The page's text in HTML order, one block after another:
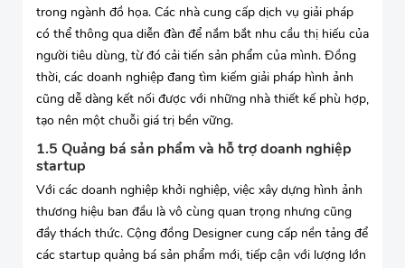
trong ngành đồ họa. Các nhà cung cấp dịch vụ giải pháp
có thể thông qua diễn đàn để nắm bắt nhu cầu thị hiếu của
người tiêu dùng, từ đó cải tiến sản phẩm của mình. Đồng
thời, các doanh nghiệp đang tìm kiếm giải pháp hình ảnh
cũng dễ dàng kết nối được với những nhà thiết kế phù hợp,
tạo nên một chuỗi giá trị bền vững.
1.5 Quảng bá sản phẩm và hỗ trợ doanh nghiệp
startup
Với các doanh nghiệp khởi nghiệp, việc xây dựng hình ảnh
thương hiệu ban đầu là vô cùng quan trọng nhưng cũng
đầy thách thức. Cộng đồng Designer cung cấp nền tảng để
các startup quảng bá sản phẩm mới, tiếp cận với lượng lớn